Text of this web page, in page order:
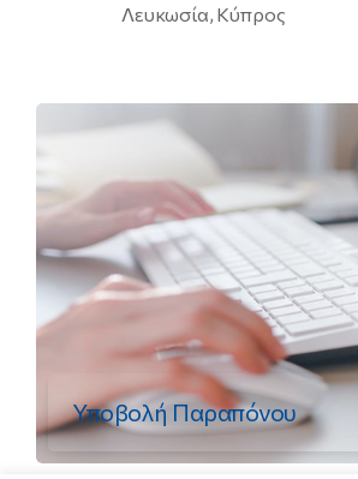
Λευκωσία, Κύπρος
Υποβολή Παραπόνου